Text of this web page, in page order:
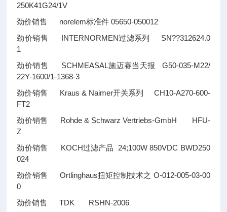
250K41G24/1V
劲价销售 norelem标准件 05650-050012
劲价销售 INTERNORMEN过滤系列 SN??312624.0
1
劲价销售 SCHMEASAL施迈赛当天报 G50-035-M22/
22Y-1600/1-1368-3
劲价销售 Kraus & Naimer开关系列 CH10-A270-600-
FT2
劲价销售 Rohde & Schwarz Vertriebs-GmbH HFU-
Z
劲价销售 KOCH过滤产品 24;100W 850VDC BWD250
024
劲价销售 Ortlinghaus扭矩控制技术之 O-012-005-03-00
0
劲价销售 TDK RSHN-2006